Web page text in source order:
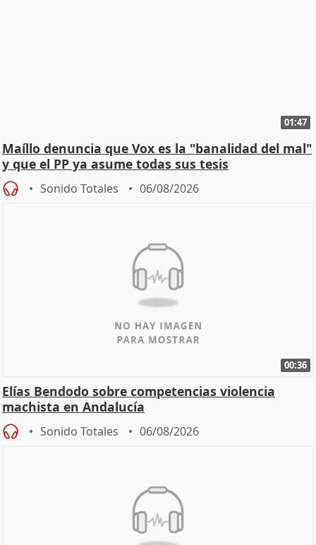
01:47
Maíllo denuncia que Vox es la "banalidad del mal"
y que el PP ya asume todas sus tesis
Sonido Totales 06/08/2026
00:36
Elías Bendodo sobre competencias violencia
machista en Andalucía
Sonido Totales 06/08/2026